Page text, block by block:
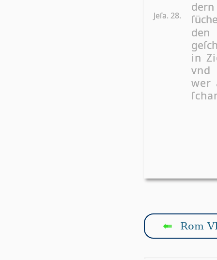
Jeſa. 28.
dern
in
vnd
wer
↤ Rom